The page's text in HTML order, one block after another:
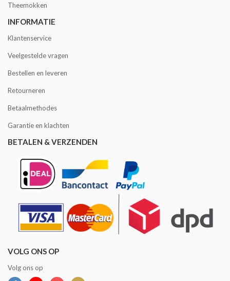
Theemokken
INFORMATIE
Klantenservice
Veelgestelde vragen
Bestellen en leveren
Retourneren
Betaalmethodes
Garantie en klachten
BETALEN & VERZENDEN
VOLG ONS OP
Volg ons op